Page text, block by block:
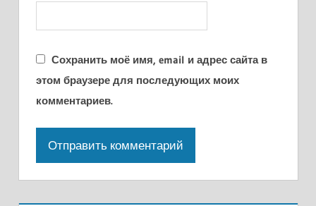
Сохранить моё имя, email и адрес сайта в
этом браузере для последующих моих
комментариев.